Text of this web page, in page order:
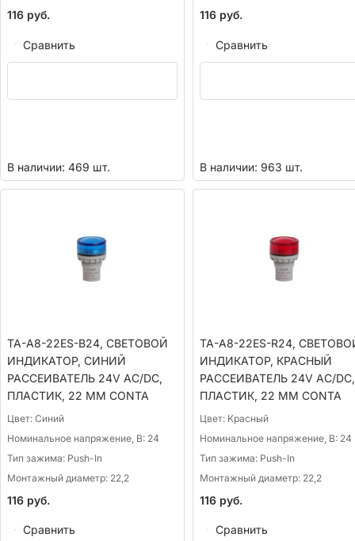
116 руб.
Сравнить
В наличии: 469 шт.
116руб.
Сравнить
В наличии: 963 шт.
TA-A8-22ES-B24, СВЕТОВОЙ
ИНДИКАТОР, СИНИЙ
РАССЕИВАТЕЛЬ 24V AC/DC,
ПЛАСТИК, 22 ММ CONTA
Цвет: Синий
Номинальное напряжение, В: 24
Тип зажима: Push-In
Монтажный диаметр: 22,2
116 руб.
Сравнить
TA-A8-22ES-R24,
ИНДИКАТОР, КРАСНЫЙ
РАССЕИВАТЕЛЬ 24V AC/DC,
ПЛАСТИК, 22 ММ CONTA
Цвет: Красный
Номинальное напряжение, В: 24
Тип зажима: Push-In
Монтажный диаметр: 22,2
116руб.
Сравнить